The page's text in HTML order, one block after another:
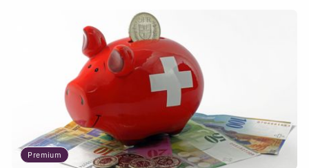
Premium